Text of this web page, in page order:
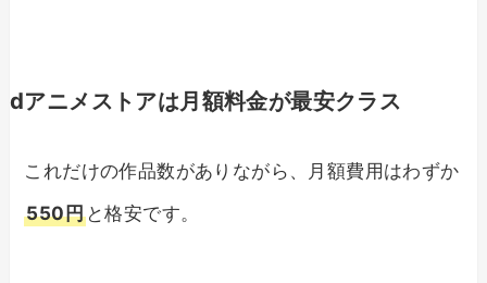
dアニメストアは月額料金が最安クラス
これだけの作品数がありながら、月額費用はわずか
550円 と格安です。